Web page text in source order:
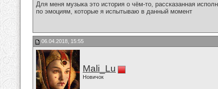
Для меня музыка это история о чём-то, рассказанная
по эмоциям, которые я испытываю в данный момент
06.04.2018, 15:55
Mali_Lu
Новичок